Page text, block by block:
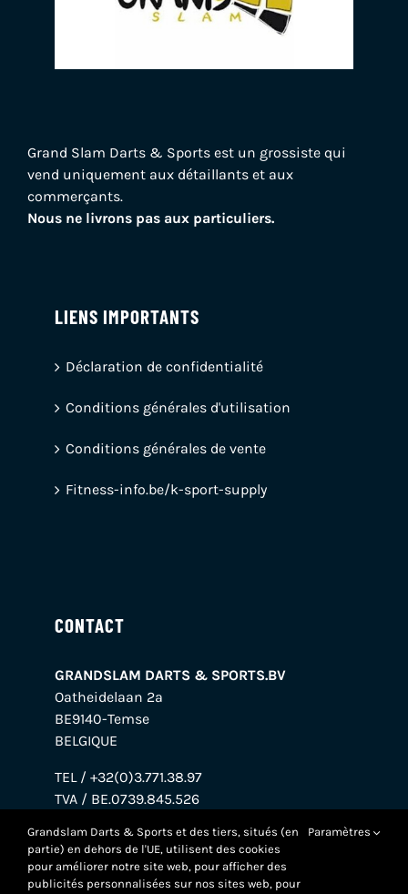
Grand Slam Darts & Sports est un grossiste qui
vend uniquement aux détaillants et aux
commerçants.
Nous ne livrons pas aux particuliers.
LIENS IMPORTANTS
Déclaration de confidentialité
Conditions générales d'utilisation
Conditions générales de vente
Fitness-info.be/k-sport-supply
CONTACT
GRANDSLAM DARTS & SPORTS.BV
Oatheidelaan 2a
BE9140-Temse
BELGIQUE
TEL / +32(0)3.771.38.97
TVA / BE.0739.845.526
Grandslam Darts & Sports et des tiers, situés (en
partie) en dehors de l'UE, utilisent des cookies
pour améliorer notre site web, pour afficher des
publicités personnalisées sur nos sites web, pour
Paramètres